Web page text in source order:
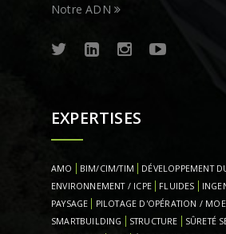
Notre ADN
EXPERTISES
AMO BIM/CIM/TIM
DÉVELOPPEMENT
ENVIRONNEMENT / ICPE
FLUIDES
PAYSAGE
PILOTAGE D'OPÉRATION /
SMARTBUILDING
STRUCTURE
SÛRETÉ